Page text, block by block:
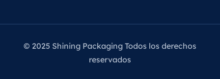
© 2025 Shining Packaging Todos los derechos
reservados